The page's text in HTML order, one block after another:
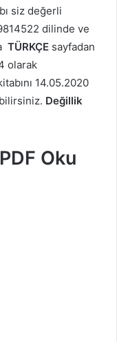
siz değerli
dilinde ve
TÜRKÇE sayfadan
olarak
14.05.2020
Değillik
Oku